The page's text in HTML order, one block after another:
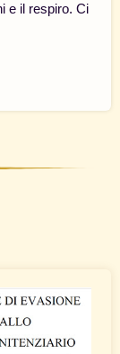
e il respiro. Ci